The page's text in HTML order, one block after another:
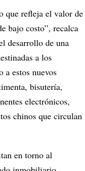
que refleja el valor de
bajo costo”, recalca
desarrollo de una
a los
a estos nuevos
bisutería,
electrónicos,
chinos que circulan
en torno al